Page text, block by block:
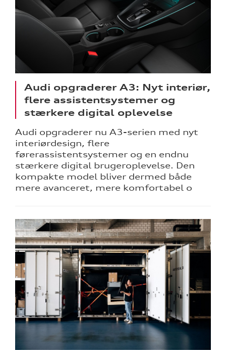
Audi opgraderer A3: Nyt interiør,
flere assistentsystemer og
stærkere digital oplevelse
Audi opgraderer nu A3-serien med nyt
interiørdesign, flere
førerassistentsystemer og en endnu
stærkere digital brugeroplevelse. Den
kompakte model bliver dermed både
mere avanceret, mere komfortabel o